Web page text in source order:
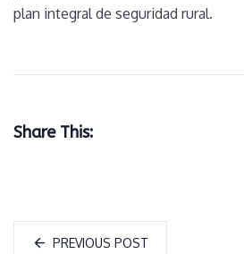
plan integral de seguridad rural.
Share This:
PREVIOUS POST